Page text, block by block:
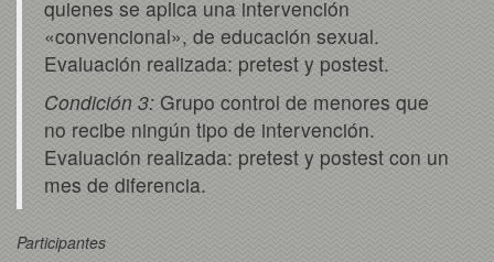
quienes se aplica una intervención
«convencional», de educación sexual.
Evaluación realizada: pretest y postest.
Condición 3: Grupo control de menores que
no recibe ningún tipo de intervención.
Evaluación realizada: pretest y postest con un
mes de diferencia.
Participantes